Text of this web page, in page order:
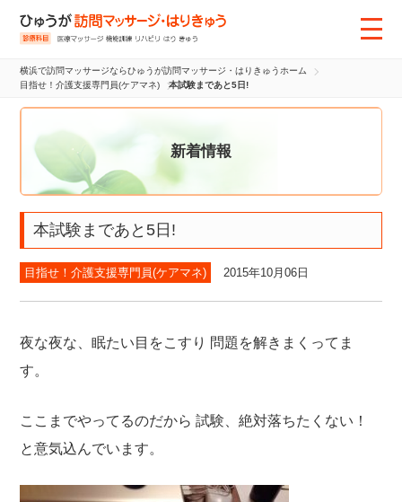
横浜で訪問マッサージならひゅうが訪問マッサージ・はりきゅうホーム
目指せ！介護支援専門員(ケアマネ)
本試験まであと5日!
新着情報
本試験まであと5日!
目指せ！介護支援専門員(ケアマネ) 2015年10月06日
夜な夜な、眠たい目をこすり 問題を解きまくってま
す。
ここまでやってるのだから 試験、絶対落ちたくない！
と意気込んでいます。